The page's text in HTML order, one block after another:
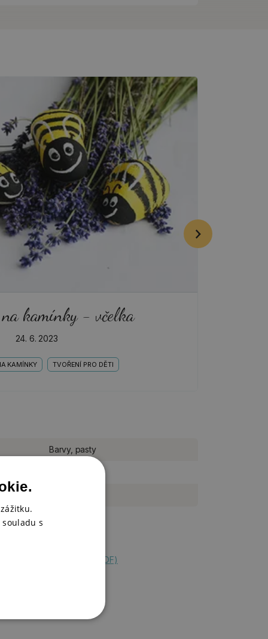
kamínky - včelka
24. 6. 2023
KAMÍNKY TVOŘENÍ PRO DĚTI
Barvy, pasty
Premium Acrylic Paint (PDF)
s